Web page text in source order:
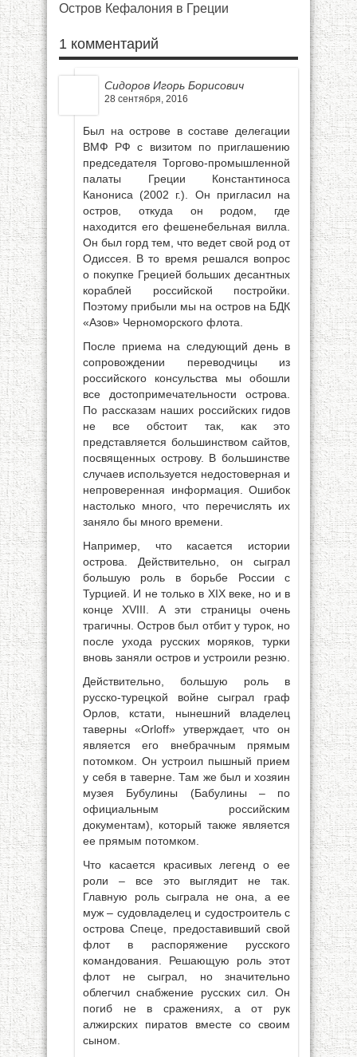
Остров Кефалония в Греции
1 комментарий
Сидоров Игорь Борисович
28 сентября, 2016
Был на острове в составе делегации
ВМФ РФ с визитом по приглашению
председателя Торгово-промышленной
палаты Греции Константиноса
Канониса (2002 г.). Он пригласил на
остров, откуда он родом, где
находится его фешенебельная вилла.
Он был горд тем, что ведет свой род от
Одиссея. В то время решался вопрос
о покупке Грецией больших десантных
кораблей российской постройки.
Поэтому прибыли мы на остров на БДК
«Азов» Черноморского флота.
После приема на следующий день в
сопровождении переводчицы из
российского консульства мы обошли
все достопримечательности острова.
По рассказам наших российских гидов
не все обстоит так, как это
представляется большинством сайтов,
посвященных острову. В большинстве
случаев используется недостоверная и
непроверенная информация. Ошибок
настолько много, что перечислять их
заняло бы много времени.
Например, что касается истории
острова. Действительно, он сыграл
большую роль в борьбе России с
Турцией. И не только в XIX веке, но и в
конце XVIII. А эти страницы очень
трагичны. Остров был отбит у турок, но
после ухода русских моряков, турки
вновь заняли остров и устроили резню.
Действительно, большую роль в
русско-турецкой войне сыграл граф
Орлов, кстати, нынешний владелец
таверны «Orloff» утверждает, что он
является его внебрачным прямым
потомком. Он устроил пышный прием
у себя в таверне. Там же был и хозяин
музея Бубулины (Бабулины – по
официальным российским
документам), который также является
ее прямым потомком.
Что касается красивых легенд о ее
роли – все это выглядит не так.
Главную роль сыграла не она, а ее
муж – судовладелец и судостроитель с
острова Спеце, предоставивший свой
флот в распоряжение русского
командования. Решающую роль этот
флот не сыграл, но значительно
облегчил снабжение русских сил. Он
погиб не в сражениях, а от рук
алжирских пиратов вместе со своим
сыном.